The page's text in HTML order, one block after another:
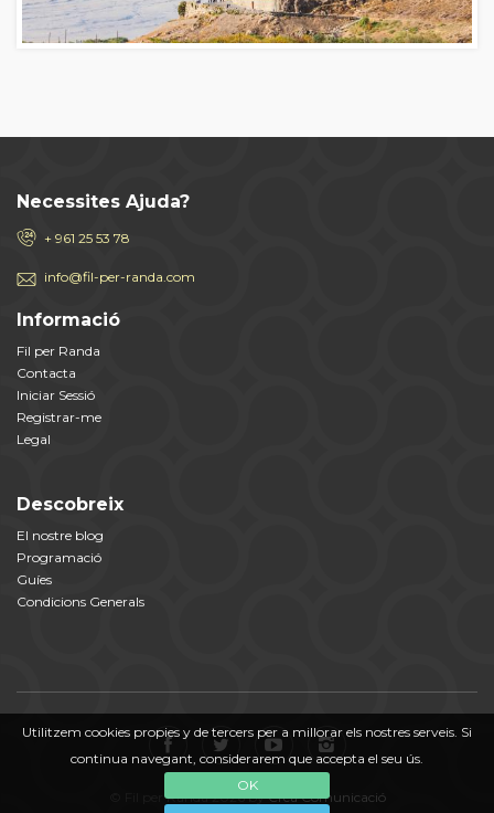
Utilitzem cookies propies y de tercers per a millorar els nostres serveis. Si
continua navegant, considerarem que accepta el seu ús.
OK
Necessites Ajuda?
+ 961 25 53 78
info@fil-per-randa.com
Informació
Fil per Randa
Contacta
Iniciar Sessió
Registrar-me
Legal
Descobreix
El nostre blog
Programació
Guíes
Condicions Generals
© Fil per Randa 2026 byCrea Comunicació